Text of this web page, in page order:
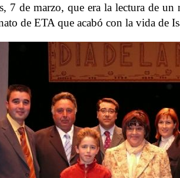
7 de marzo, que era la lectura de
de ETA que acabó con la vida de